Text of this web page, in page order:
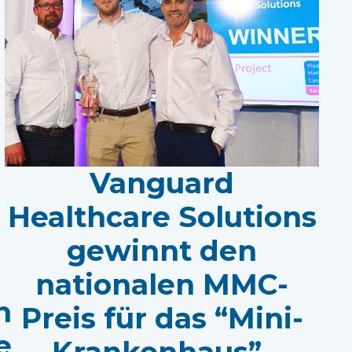
Vanguard
Healthcare Solutions
gewinnt den
nationalen MMC-
Preis für das “Mini-